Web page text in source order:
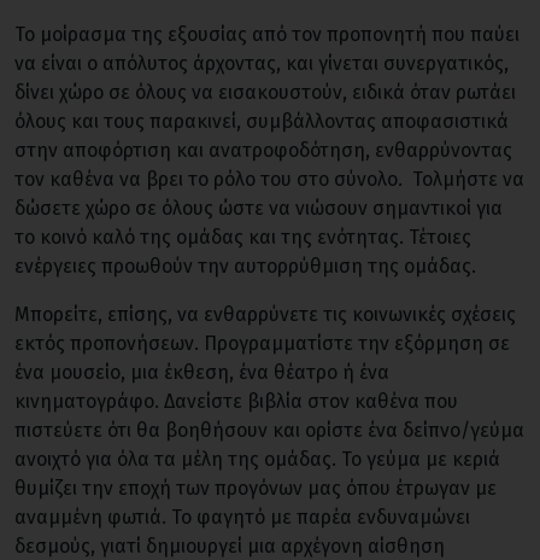
Το μοίρασμα της εξουσίας από τον προπονητή που παύει
να είναι ο απόλυτος άρχοντας, και γίνεται συνεργατικός,
δίνει χώρο σε όλους να εισακουστούν, ειδικά όταν ρωτάει
όλους και τους παρακινεί, συμβάλλοντας αποφασιστικά
στην αποφόρτιση και ανατροφοδότηση, ενθαρρύνοντας
τον καθένα να βρει το ρόλο του στο σύνολο. Τολμήστε να
δώσετε χώρο σε όλους ώστε να νιώσουν σημαντικοί για
το κοινό καλό της ομάδας και της ενότητας. Τέτοιες
ενέργειες προωθούν την αυτορρύθμιση της ομάδας.
Μπορείτε, επίσης, να ενθαρρύνετε τις κοινωνικές σχέσεις
εκτός προπονήσεων. Προγραμματίστε την εξόρμηση σε
ένα μουσείο, μια έκθεση, ένα θέατρο ή ένα
κινηματογράφο. Δανείστε βιβλία στον καθένα που
πιστεύετε ότι θα βοηθήσουν και ορίστε ένα δείπνο/γεύμα
ανοιχτό για όλα τα μέλη της ομάδας. Το γεύμα με κεριά
θυμίζει την εποχή των προγόνων μας όπου έτρωγαν με
αναμμένη φωτιά. Το φαγητό με παρέα ενδυναμώνει
δεσμούς, γιατί δημιουργεί μια αρχέγονη αίσθηση